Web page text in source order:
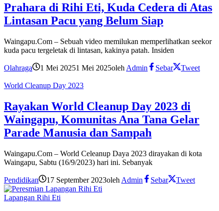
Prahara di Rihi Eti, Kuda Cedera di Atas
Lintasan Pacu yang Belum Siap
Waingapu.Com – Sebuah video memilukan memperlihatkan seekor
kuda pacu tergeletak di lintasan, kakinya patah. Insiden
Olahraga 1 Mei 20251 Mei 2025oleh Admin Sebar Tweet
World Cleanup Day 2023
Rayakan World Cleanup Day 2023 di
Waingapu, Komunitas Ana Tana Gelar
Parade Manusia dan Sampah
Waingapu.Com – World Celeanup Daya 2023 dirayakan di kota
Waingapu, Sabtu (16/9/2023) hari ini. Sebanyak
Pendidikan 17 September 2023oleh Admin Sebar Tweet
Lapangan Rihi Eti